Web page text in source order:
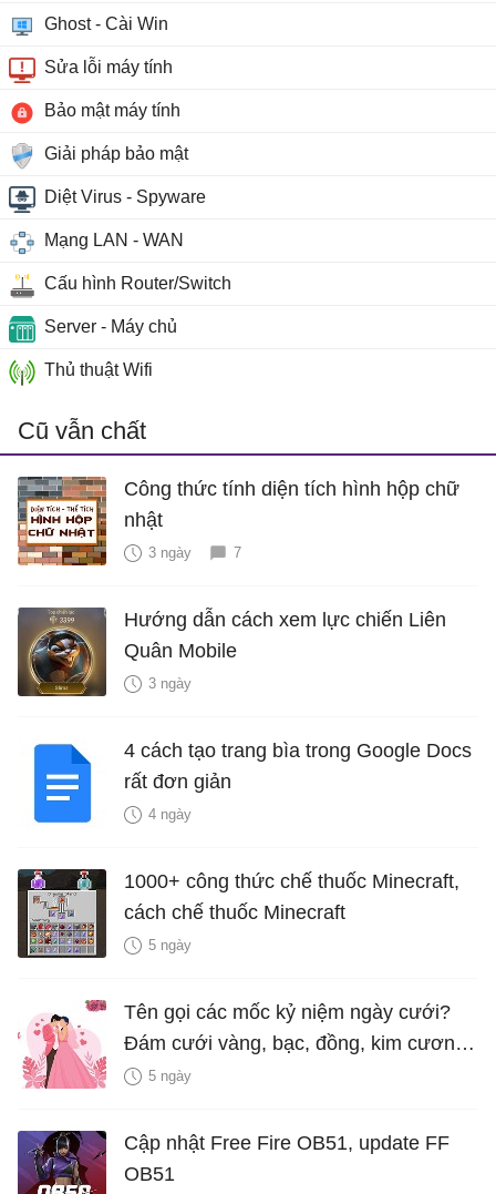
Ghost - Cài Win
Sửa lỗi máy tính
Bảo mật máy tính
Giải pháp bảo mật
Diệt Virus - Spyware
Mạng LAN - WAN
Cấu hình Router/Switch
Server - Máy chủ
Thủ thuật Wifi
Cũ vẫn chất
Công thức tính diện tích hình hộp chữ
nhật
3 ngày 7
Hướng dẫn cách xem lực chiến Liên
Quân Mobile
3 ngày
4 cách tạo trang bìa trong Google Docs
rất đơn giản
4 ngày
1000+ công thức chế thuốc Minecraft,
cách chế thuốc Minecraft
5 ngày
Tên gọi các mốc kỷ niệm ngày cưới?
Đám cưới vàng, bạc, đồng, kim cương
là bao nhiêu năm?
5 ngày
Cập nhật Free Fire OB51, update FF
OB51